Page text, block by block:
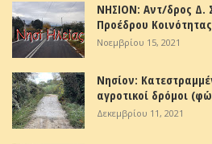
ΝΗΣΙΟΝ: Αντ/δρος Δ.
Προέδρου
Νοεμβρίου 15, 2021
Νησίον:
αγροτικοί δρόμοι
Δεκεμβρίου 11, 2021